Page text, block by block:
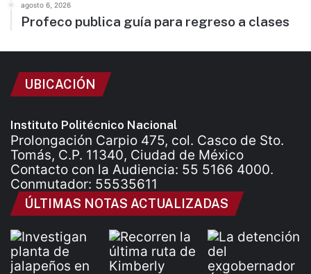
agosto 6, 2026
Profeco publica guía para regreso a clases
UBICACIÓN
Instituto Politécnico Nacional
Prolongación Carpio 475, col. Casco de Sto.
Tomás, C.P. 11340, Ciudad de México
Contacto con la Audiencia: 55 5166 4000.
Conmutador: 55535611
ÚLTIMAS NOTAS ACTUALIZADAS